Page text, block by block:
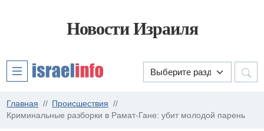
Новости Израиля
Главная
Происшествия
Криминальные разборки в Рамат-Гане: убит молодой парень